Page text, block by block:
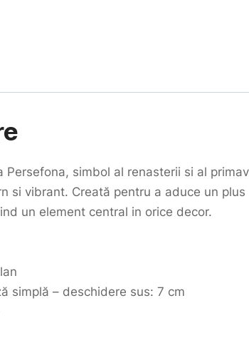
Persefona, simbol al renasterii si al
si vibrant. Creată pentru a aduce un
un element central in orice decor.
simplă – deschidere sus: 7 cm